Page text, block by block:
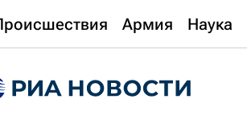
Армия Наука